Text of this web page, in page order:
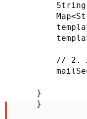
String
Map<String,
// 2. 发
}
}